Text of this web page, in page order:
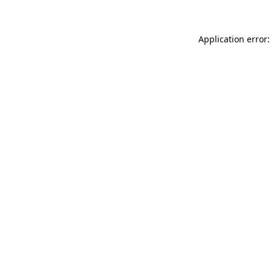
Application